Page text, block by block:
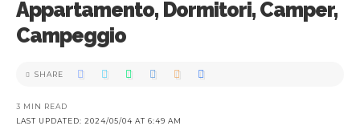
Appartamento, Dormitori, Camper,
Campeggio
LAST UPDATED: 2024/05/04 AT 6:49 AM
3 MIN READ
SHARE